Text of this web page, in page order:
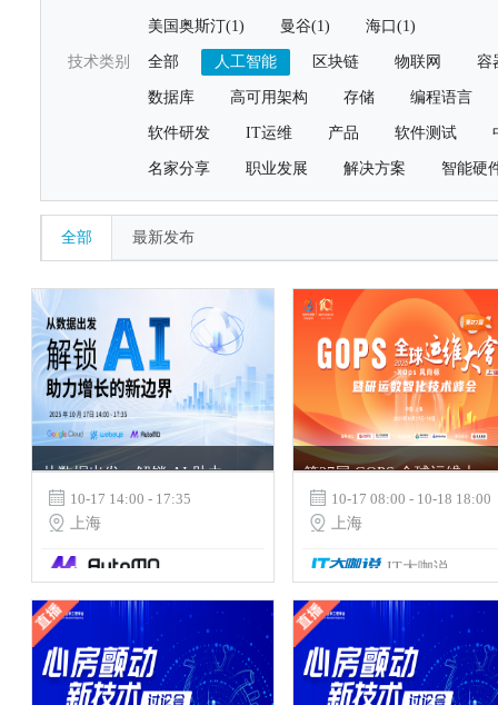
美国奥斯汀(1) 曼谷(1) 海口(1)
技术类别 全部 人工智能 区块链 物联网 容
数据库 高可用架构 存储 编程语言
软件研发 IT运维 产品 软件测试
名家分享 职业发展 解决方案 智能硬
全部 最新发布
从数据出发，解锁 AI 助力增长的新边界
 10-17 14:00 - 17:35
 上海
第27届 GOPS 全球运维大会暨研运数智化技术峰会 · 上海站
 10-17 08:00 - 10-18 18:00
 上海
IT大咖说